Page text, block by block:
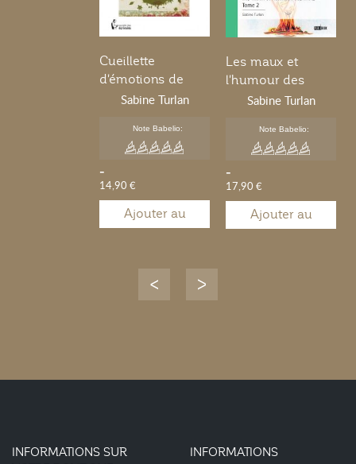
Cueillette
d'émotions de
Louison
Sabine Turlan
Note Babelio:
-
14,90 €
Ajouter au
Les maux et
l'humour des
mots... - Tome 2
Sabine Turlan
Note Babelio:
-
17,90 €
Ajouter au
INFORMATIONS SUR
INFORMATIONS